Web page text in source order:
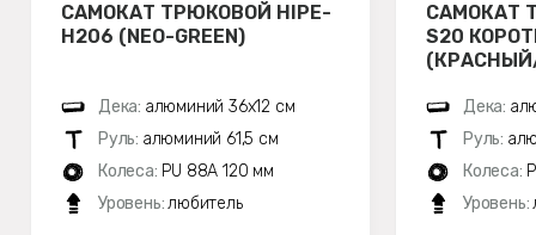
САМОКАТ ТРЮКОВОЙ HIPE-
H206 (NEO-GREEN)
Дека: алюминий 36х12 см
Руль: алюминий 61,5 см
Колеса: PU 88A 120 мм
Уровень:любитель
САМОКАТ
S20
Дека:
Руль:
Колеса:
Уровень: